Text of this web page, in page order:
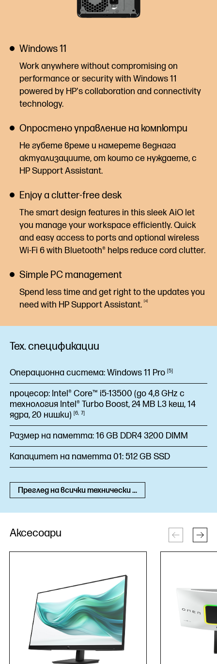
Windows 11
Work anywhere without compromising on
performance or security with Windows 11
powered by HP's collaboration and connectivity
technology.
Опростено управление на компютри
Не губете време и намерете веднага
актуализациите, от които се нуждаете, с
HP SupportAssistant.
Enjoy a clutter-free desk
The smart design features in this sleek AiO let
you manage your workspace efficiently. Quick
and easy access to ports and optional wireless
Wi-Fi 6 with Bluetooth® helps reduce cord clutter.
Simple PC management
Spend less time and get right to the updates you
need with HP SupportAssistant. 4
Тех. спецификации
Операционна система:Windows 11 Pro 5
процесор: Intel® Core™ i5-13500 (до 4,8 GHz с
технология Intel® Turbo Boost, 24 MB L3 кеш, 14
ядра, 20 нишки) 6 7
Размер на паметта:16 GB DDR4 3200 DIMM
Капацитет на паметта 01:512 GB SSD
Преглед на всички технически спецификации
Аксесоари